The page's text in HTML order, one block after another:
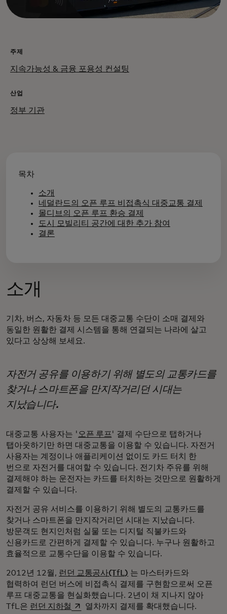
주제
지속가능성 & 금융 포용성 컨설팅
산업
정부 기관
목차
소개
네덜란드의 오픈 루프 비접촉식 대중교통 결제
몰디브의 오픈 루프 환승 결제
도시 모빌리티 공간에 대한 추가 참여
결론
소개
기차, 버스, 자동차 등 모든 대중교통 수단이 소매 결제와
동일한 원활한 결제 시스템을 통해 연결되는 나라에 살고
있다고 상상해 보세요.
자전거 공유를 이용하기 위해 별도의 교통카드를
찾거나 스마트폰을 만지작거리던 시대는
지났습니다.
대중교통 사용자는 ' 오픈 루프' 결제 수단으로 탭하거나
탭아웃하기만 하면 대중교통을 이용할 수 있습니다. 자전거
사용자는 계정이나 애플리케이션 없이도 카드 터치 한
번으로 자전거를 대여할 수 있습니다. 전기차 주유를 위해
결제해야 하는 운전자는 카드를 터치하는 것만으로 원활하게
결제할 수 있습니다.
자전거 공유 서비스를 이용하기 위해 별도의 교통카드를
찾거나 스마트폰을 만지작거리던 시대는 지났습니다.
방문객도 현지인처럼 실물 또는 디지털 직불카드와
신용카드로 간편하게 결제할 수 있습니다. 누구나 원활하고
효율적으로 교통수단을 이용할 수 있습니다.
2012년 12월, 런던 교통공사(TfL) 는 마스터카드와
협력하여 런던 버스에 비접촉식 결제를 구현함으로써 오픈
루프 대중교통을 현실화했습니다. 2년이 채 지나지 않아
TfL은 런던 지하철 새 탭에서 열림
열차까지 결제를 확대했습니다.